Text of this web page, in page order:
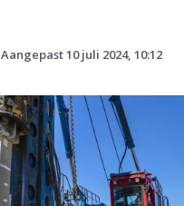
Aangepast 10 juli 2024, 10:12